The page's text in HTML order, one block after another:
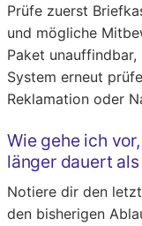
Prüfe zuerst
und mögliche
Paket
System erneut
Reklamation oder
Wie gehe ich
länger dauert
Notiere dir den
den bisherigen